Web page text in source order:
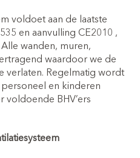
voldoet aan de laatste
en aanvulling CE2010 ,
wanden, muren,
waardoor we de
verlaten. Regelmatig wordt
en kinderen
voldoende BHV’ers